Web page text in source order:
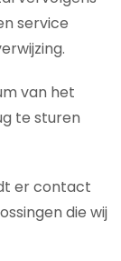
service
van het
te sturen
er contact
die wij